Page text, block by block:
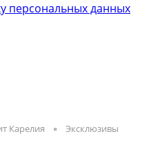
персональных данных
Карелия Эксклюзивы